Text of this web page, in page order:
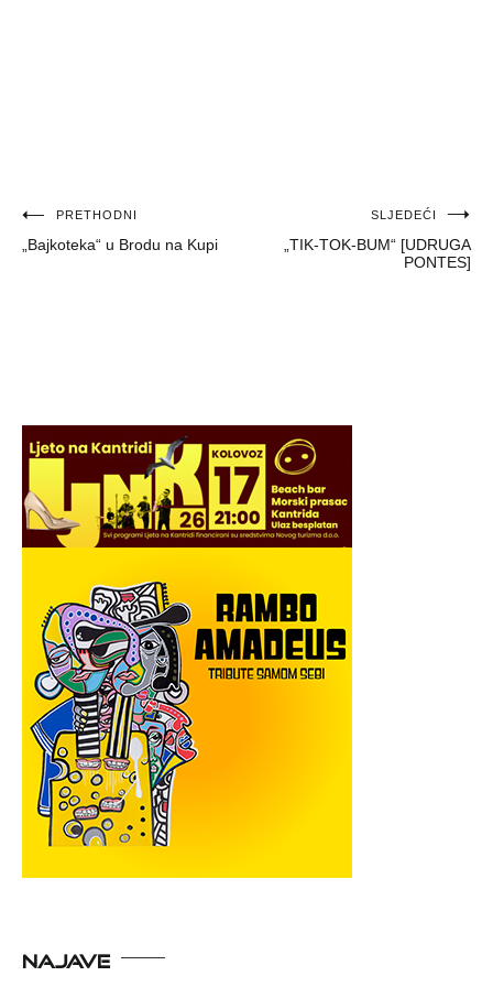
Navigacija
objava
PRETHODNI
„Bajkoteka“ u Brodu na Kupi
SLJEDEĆI
„TIK-TOK-BUM“ [UDRUGA
PONTES]
NAJAVE